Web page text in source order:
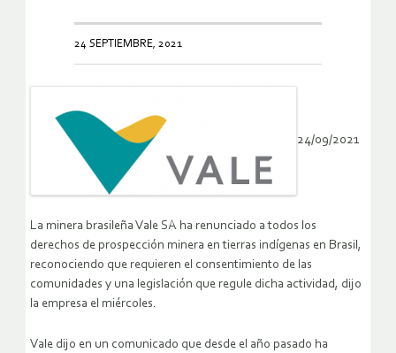
24 SEPTIEMBRE, 2021
24/09/2021
La minera brasileña Vale SA ha renunciado a todos los
derechos de prospección minera en tierras indígenas en Brasil,
reconociendo que requieren el consentimiento de las
comunidades y una legislación que regule dicha actividad, dijo
la empresa el miércoles.
Vale dijo en un comunicado que desde el año pasado ha